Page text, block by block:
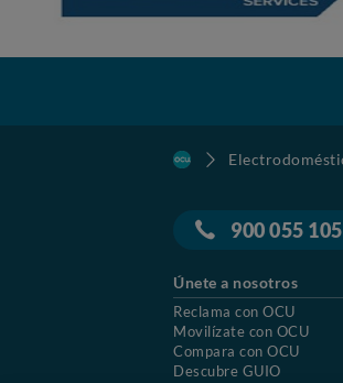
900 055 105
Únete a nosotros
Reclama con OCU
Movilízate con OCU
Compara con OCU
Descubre GUIO